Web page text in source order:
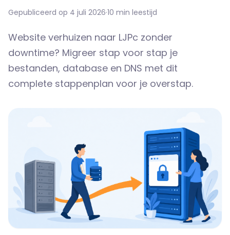
Gepubliceerd op 4 juli 2026·10 min leestijd
Website verhuizen naar LJPc zonder
downtime? Migreer stap voor stap je
bestanden, database en DNS met dit
complete stappenplan voor je overstap.